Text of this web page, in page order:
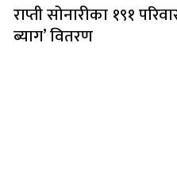
राप्ती सोनारीका १९१
ब्याग’ वितरण